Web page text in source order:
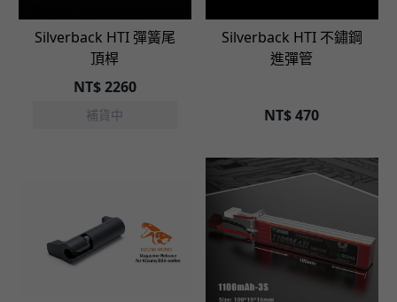
Silverback HTI 彈簧尾
頂桿
NT$2260
補貨中
Silverback HTI 不鏽鋼
進彈管
NT$470